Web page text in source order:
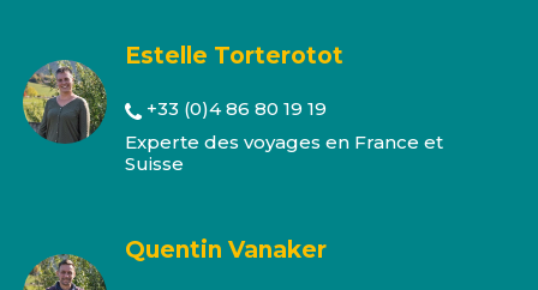
Estelle Torterotot
+33 (0)4 86 80 19 19
Experte des voyages en France et
Suisse
Quentin Vanaker